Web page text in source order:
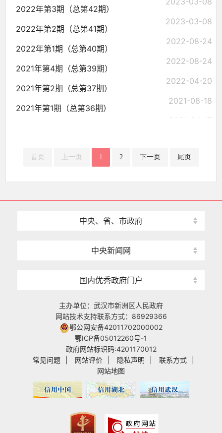
2022年第3期（总第42期）
2023-03-08
2022年第2期（总第41期）
2022-08-24
2022年第1期（总第40期）
2022-08-24
2021年第4期（总第39期）
2022-04-20
2021年第2期（总第37期）
2021-08-18
2021年第1期（总第36期）
2021-04-17
首页 上一页 1 2 下一页 尾页
中央、省、市政府
中央新闻网
国内优秀政府门户
主办单位：武汉市新洲区人民政府
网站技术支持联系方式：86929366
鄂公网安备42011702000002
鄂ICP备05012260号-1
政府网站标识码:4201170012
常见问题
网站评价 隐私声明 联系方式
网站地图